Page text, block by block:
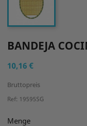
BANDEJA
10,16 €
Bruttopreis
Ref: 19595SG
Menge